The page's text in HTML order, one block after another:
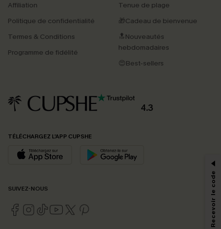
Affiliation
Politique de confidentialité
Termes & Conditions
Programme de fidélité
Tenue de plage
🎁Cadeau de bienvenue
🔝Nouveautés
hebdomadaires
😍Best-sellers
4.3
TÉLÉCHARGEZ L’APP CUPSHE
SUIVEZ-NOUS
PROFITEZ DE -15%
-15% dès 2 Achetés par E-mail
En soumettant votre adresse e-mail, vous acceptez de recevoir des e-mails
marketing (y compris du contenu généré par l'IA) de Cupshe et